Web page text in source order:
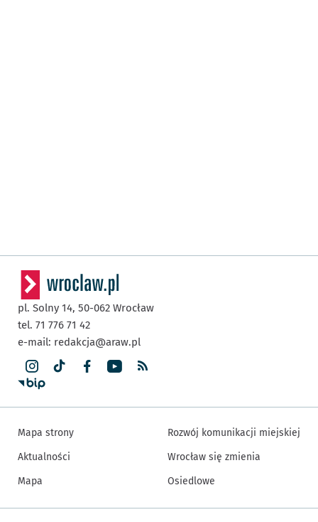
pl. Solny 14, 50-062 Wrocław
tel. 71 776 71 42
e-mail: redakcja@araw.pl
Mapa strony
Aktualności
Mapa
Rozwój komunikacji miejskiej
Wrocław się zmienia
Osiedlowe